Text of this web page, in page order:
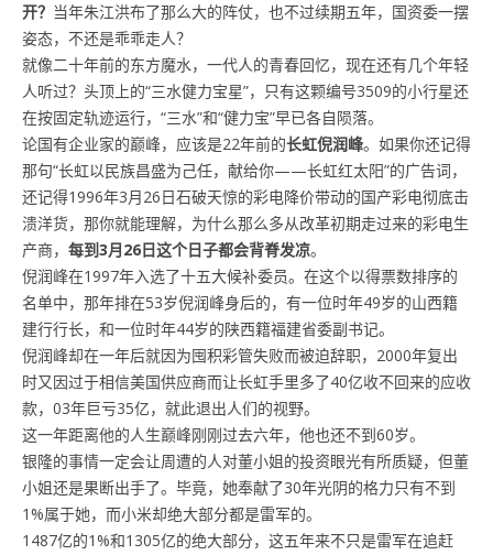
开？ 当年朱江洪布了那么大的阵仗，也不过续期五年，国资委一摆
姿态，不还是乖乖走人？
就像二十年前的东方魔水，一代人的青春回忆，现在还有几个年轻
人听过？头顶上的“三水健力宝星”，只有这颗编号3509的小行星还
在按固定轨迹运行，“三水”和“健力宝”早已各自陨落。
论国有企业家的巅峰，应该是22年前的长虹倪润峰。如果你还记得
那句“长虹以民族昌盛为己任，献给你——长虹红太阳”的广告词，
还记得1996年3月26日石破天惊的彩电降价带动的国产彩电彻底击
溃洋货，那你就能理解，为什么那么多从改革初期走过来的彩电生
产商， 每到3月26日这个日子都会背脊发凉。
倪润峰在1997年入选了十五大候补委员。在这个以得票数排序的
名单中，那年排在53岁倪润峰身后的，有一位时年49岁的山西籍
建行行长，和一位时年44岁的陕西籍福建省委副书记。
倪润峰却在一年后就因为囤积彩管失败而被迫辞职，2000年复出
时又因过于相信美国供应商而让长虹手里多了40亿收不回来的应收
款，03年巨亏35亿，就此退出人们的视野。
这一年距离他的人生巅峰刚刚过去六年，他也还不到60岁。
银隆的事情一定会让周遭的人对董小姐的投资眼光有所质疑，但董
小姐还是果断出手了。毕竟，她奉献了30年光阴的格力只有不到
1%属于她，而小米却绝大部分都是雷军的。
1487亿的1%和1305亿的绝大部分，这五年来不只是雷军在追赶